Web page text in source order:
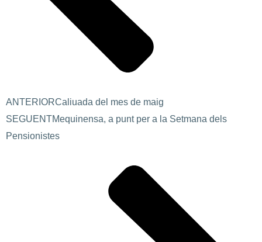
ANTERIORCaliuada del mes de maig
SEGUENTMequinensa, a punt per a la Setmana dels
Pensionistes